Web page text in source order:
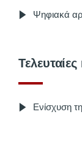
Ψηφιακά
Ενίσχυση